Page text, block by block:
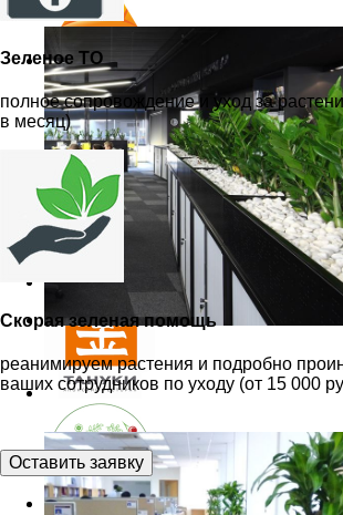
Зеленое ТО
полное сопровождение и уход за
в месяц)
Скорая зеленая помощь
реанимируем растения и подробно
ваших сотрудников по уходу (от 15 000
Оставить заявку